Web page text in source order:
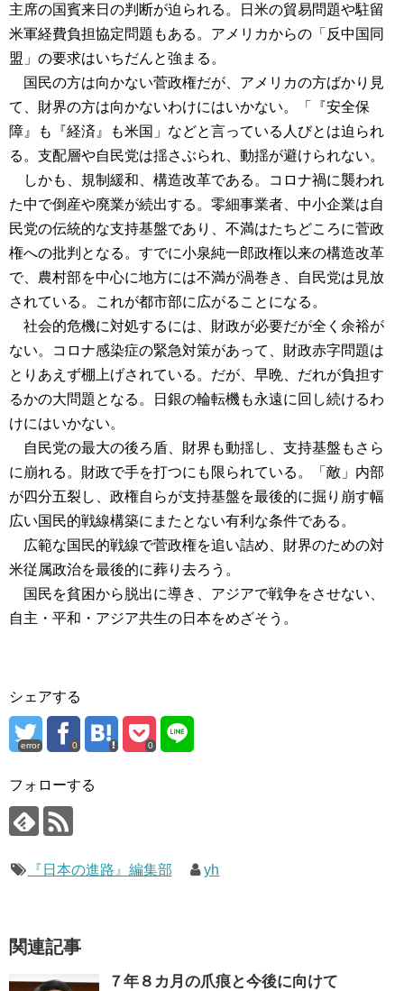
主席の国賓来日の判断が迫られる。日米の貿易問題や駐留
米軍経費負担協定問題もある。アメリカからの「反中国同
盟」の要求はいちだんと強まる。
国民の方は向かない菅政権だが、アメリカの方ばかり見
て、財界の方は向かないわけにはいかない。「『安全保
障』も『経済』も米国」などと言っている人びとは迫られ
る。支配層や自民党は揺さぶられ、動揺が避けられない。
しかも、規制緩和、構造改革である。コロナ禍に襲われ
た中で倒産や廃業が続出する。零細事業者、中小企業は自
民党の伝統的な支持基盤であり、不満はたちどころに菅政
権への批判となる。すでに小泉純一郎政権以来の構造改革
で、農村部を中心に地方には不満が渦巻き、自民党は見放
されている。これが都市部に広がることになる。
社会的危機に対処するには、財政が必要だが全く余裕が
ない。コロナ感染症の緊急対策があって、財政赤字問題は
とりあえず棚上げされている。だが、早晩、だれが負担す
るかの大問題となる。日銀の輪転機も永遠に回し続けるわ
けにはいかない。
自民党の最大の後ろ盾、財界も動揺し、支持基盤もさら
に崩れる。財政で手を打つにも限られている。「敵」内部
が四分五裂し、政権自らが支持基盤を最後的に掘り崩す幅
広い国民的戦線構築にまたとない有利な条件である。
広範な国民的戦線で菅政権を追い詰め、財界のための対
米従属政治を最後的に葬り去ろう。
国民を貧困から脱出に導き、アジアで戦争をさせない、
自主・平和・アジア共生の日本をめざそう。
シェアする
error 0 0
フォローする
『日本の進路』編集部 yh
関連記事
７年８カ月の爪痕と今後に向けて